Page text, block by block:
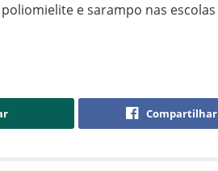
e sarampo nas escolas
Compartilhar